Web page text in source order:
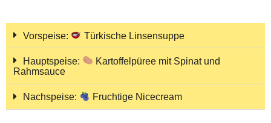
Vorspeise: Türkische Linsensuppe
Hauptspeise:
Kartoffelpüree mit Spinat und
Rahmsauce
Nachspeise: Fruchtige Nicecream